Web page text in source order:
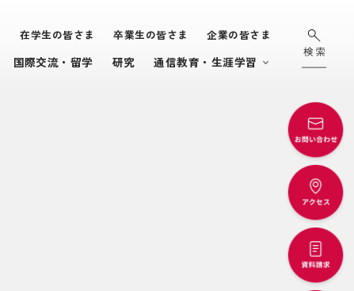
在学生の皆さま 卒業生の皆さま 企業の皆さま
国際交流・留学 研究 通信教育・生涯学習